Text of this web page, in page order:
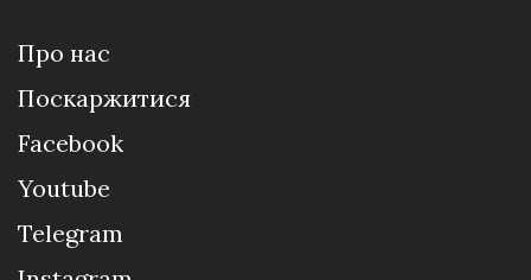
Про нас
Поскаржитися
Facebook
Youtube
Telegram